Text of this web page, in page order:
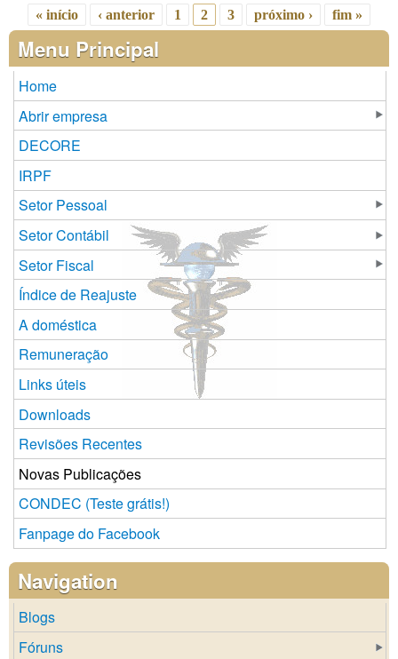
Páginas
« início ‹ anterior 1 2 3 próximo › fim »
Menu Principal
Home
Abrir empresa
DECORE
IRPF
Setor Pessoal
Setor Contábil
Setor Fiscal
Índice de Reajuste
A doméstica
Remuneração
Links úteis
Downloads
Revisões Recentes
Novas Publicações
CONDEC (Teste grátis!)
Fanpage do Facebook
Navigation
Blogs
Fóruns